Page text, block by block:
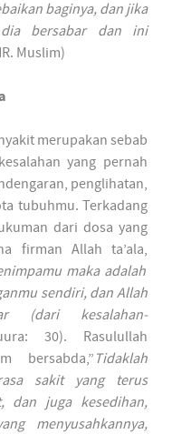
baginya, dan jika
dia bersabar dan ini
Muslim)
merupakan sebab
yang pernah
penglihatan,
tubuhmu. Terkadang
dari dosa yang
firman Allah ta’ala,
maka adalah
sendiri, dan Allah
(dari kesalahan-
30). Rasulullah
bersabda,” Tidaklah
sakit yang terus
dan juga kesedihan,
menyusahkannya,